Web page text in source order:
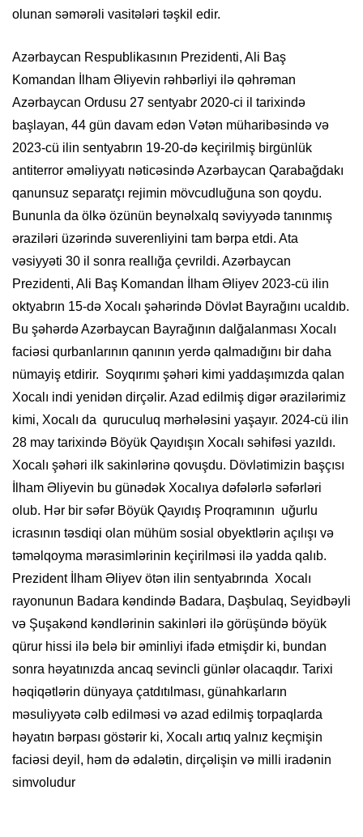
olunan səmərəli vasitələri təşkil edir.
Azərbaycan Respublikasının Prezidenti, Ali Baş
Komandan İlham Əliyevin rəhbərliyi ilə qəhrəman
Azərbaycan Ordusu 27 sentyabr 2020-ci il tarixində
başlayan, 44 gün davam edən Vətən müharibəsində və
2023-cü ilin sentyabrın 19-20-də keçirilmiş birgünlük
antiterror əməliyyatı nəticəsində Azərbaycan Qarabağdakı
qanunsuz separatçı rejimin mövcudluğuna son qoydu.
Bununla da ölkə özünün beynəlxalq səviyyədə tanınmış
əraziləri üzərində suverenliyini tam bərpa etdi. Ata
vəsiyyəti 30 il sonra reallığa çevrildi. Azərbaycan
Prezidenti, Ali Baş Komandan İlham Əliyev 2023-сü ilin
oktyabrın 15-də Xocalı şəhərində Dövlət Bayrağını ucaldıb.
Bu şəhərdə Azərbaycan Bayrağının dalğalanması Xocalı
faciəsi qurbanlarının qanının yerdə qalmadığını bir daha
nümayiş etdirir. Soyqırımı şəhəri kimi yaddaşımızda qalan
Xocalı indi yenidən dirçəlir. Azad edilmiş digər ərazilərimiz
kimi, Xocalı da quruculuq mərhələsini yaşayır. 2024-cü ilin
28 may tarixində Böyük Qayıdışın Xocalı səhifəsi yazıldı.
Xocalı şəhəri ilk sakinlərinə qovuşdu. Dövlətimizin başçısı
İlham Əliyevin bu günədək Xocalıya dəfələrlə səfərləri
olub. Hər bir səfər Böyük Qayıdış Proqramının uğurlu
icrasının təsdiqi olan mühüm sosial obyektlərin açılışı və
təməlqoyma mərasimlərinin keçirilməsi ilə yadda qalıb.
Prezident İlham Əliyev ötən ilin sentyabrında Xocalı
rayonunun Badara kəndində Badara, Daşbulaq, Seyidbəyli
və Şuşakənd kəndlərinin sakinləri ilə görüşündə böyük
qürur hissi ilə belə bir əminliyi ifadə etmişdir ki, bundan
sonra həyatınızda ancaq sevincli günlər olacaqdır. Tarixi
həqiqətlərin dünyaya çatdıtılması, günahkarların
məsuliyyətə cəlb edilməsi və azad edilmiş torpaqlarda
həyatın bərpası göstərir ki, Xocalı artıq yalnız keçmişin
faciəsi deyil, həm də ədalətin, dirçəlişin və milli iradənin
simvoludur